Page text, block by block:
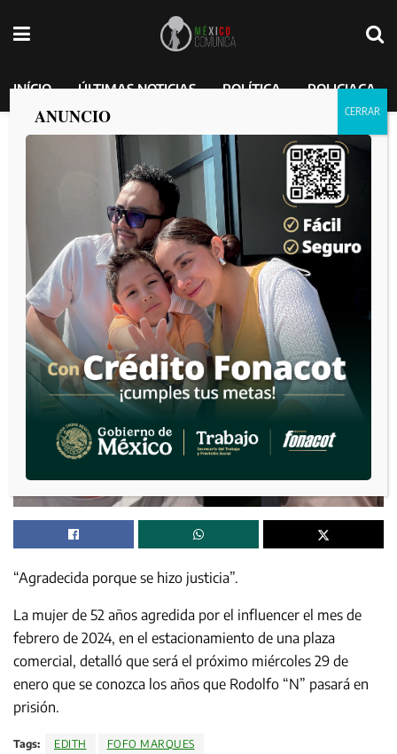
INÍCIO ÚLTIMAS NOTICIAS POLÍTICA POLICIACA
“¡Se hizo justicia!: Edith, víctima de
“Fofo” Márquez celebra que su agresor
haya sido declarado culpable de
f*minicidio en grado de tentativa.
porMEXICO COMUNICA 2025-01-25
“Agradecida porque se hizo justicia”.
La mujer de 52 años agredida por el influencer el mes de
febrero de 2024, en el estacionamiento de una plaza
comercial, detalló que será el próximo miércoles 29 de
enero que se conozca los años que Rodolfo “N” pasará en
prisión.
Tags: EDITH FOFO MARQUES
ANUNCIO